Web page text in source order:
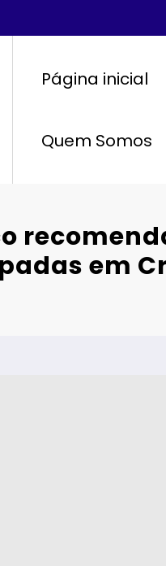
Página inicial
Quem Somos
em